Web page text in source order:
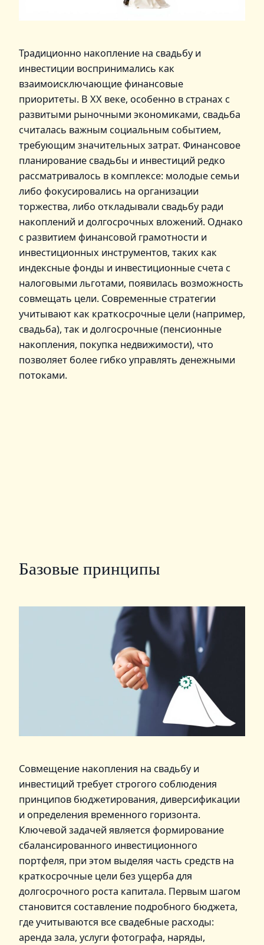
Традиционно накопление на свадьбу и
инвестиции воспринимались как
взаимоисключающие финансовые
приоритеты. В XX веке, особенно в странах с
развитыми рыночными экономиками, свадьба
считалась важным социальным событием,
требующим значительных затрат. Финансовое
планирование свадьбы и инвестиций редко
рассматривалось в комплексе: молодые семьи
либо фокусировались на организации
торжества, либо откладывали свадьбу ради
накоплений и долгосрочных вложений. Однако
с развитием финансовой грамотности и
инвестиционных инструментов, таких как
индексные фонды и инвестиционные счета с
налоговыми льготами, появилась возможность
совмещать цели. Современные стратегии
учитывают как краткосрочные цели (например,
свадьба), так и долгосрочные (пенсионные
накопления, покупка недвижимости), что
позволяет более гибко управлять денежными
потоками.
Базовые принципы
Совмещение накопления на свадьбу и
инвестиций требует строгого соблюдения
принципов бюджетирования, диверсификации
и определения временного горизонта.
Ключевой задачей является формирование
сбалансированного инвестиционного
портфеля, при этом выделяя часть средств на
краткосрочные цели без ущерба для
долгосрочного роста капитала. Первым шагом
становится составление подробного бюджета,
где учитываются все свадебные расходы:
аренда зала, услуги фотографа, наряды,